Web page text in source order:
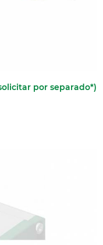
por separado*)